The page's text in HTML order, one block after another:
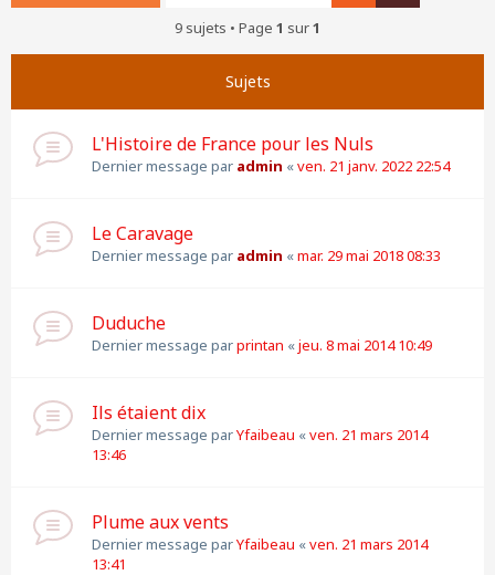
9 sujets • Page 1 sur1
Sujets
L'Histoire de France pour les Nuls
Dernier message par admin «ven. 21 janv. 2022 22:54
Le Caravage
Dernier message par admin «mar. 29 mai 2018 08:33
Duduche
Dernier message parprintan «jeu. 8 mai 2014 10:49
Ils étaient dix
Dernier message parYfaibeau «ven. 21 mars 2014
13:46
Plume aux vents
Dernier message parYfaibeau «ven. 21 mars 2014
13:41